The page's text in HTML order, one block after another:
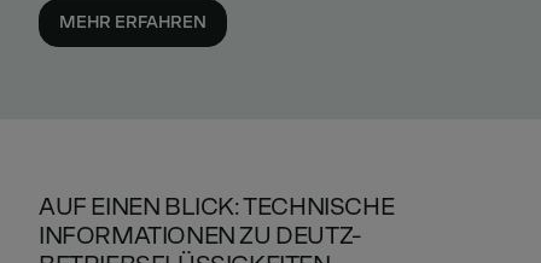
MEHR ERFAHREN
AUF EINEN BLICK: TECHNISCHE
INFORMATIONEN ZU DEUTZ-